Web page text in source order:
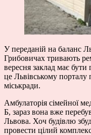
У переданій на баланс
Грибовичах тривають
вересня заклад має
це Львівському порталу
міськради.
Амбулаторія сімейної
Б, зараз вона вже
Львова. Хоч будівлю
провести цілий